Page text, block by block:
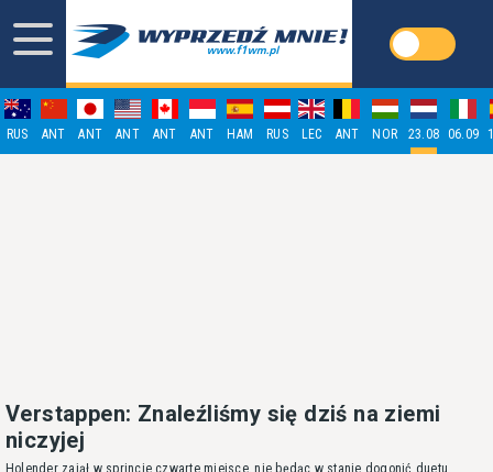
RUS ANT ANT ANT ANT ANT HAM RUS LEC ANT NOR 23.08 06.09
Verstappen: Znaleźliśmy się dziś na ziemi
niczyjej
Holender zajął w sprincie czwarte miejsce, nie będąc w stanie dogonić duetu